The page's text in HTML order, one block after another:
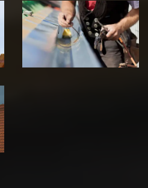
Travaux de
zinguerie 39
Jura